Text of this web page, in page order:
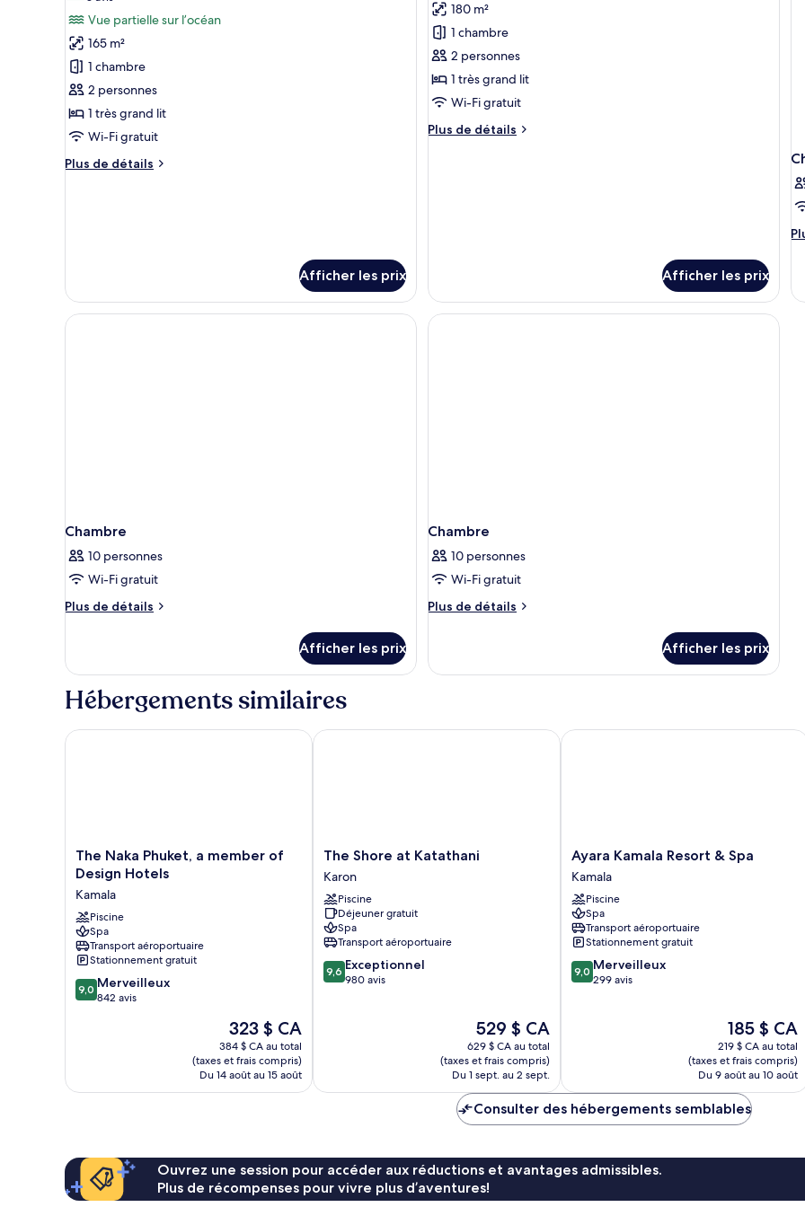
photos
pour
ce
type
de
chambre :
Chambre,
piscine
Vue partielle sur l’océan
165 m²
1 chambre
2 personnes
1 très grand lit
Wi-Fi gratuit
Plus de détails
Plus
Nest)
Afficher les prix
photos
pour
ce
type
de
chambre :
Spa
180 m²
1 chambre
2 personnes
1 très grand lit
Wi-Fi gratuit
Plus de détails
Plus
Afficher les prix
Chambre
10 personnes
Wi-Fi gratuit
Plus de détails
Plus
Chambre
Afficher les prix
Chambre
10 personnes
Wi-Fi gratuit
Plus de détails
Plus
Chambre
Afficher les prix
Hébergements similaires
The
Naka
Phuket,
a
member
of
Design
Hotels
Kamala
The Naka Phuket, a member of
Design Hotels
Kamala
Piscine
Spa
Transport aéroportuaire
Stationnement gratuit
9.0
sur
9,0 Merveilleux
842 avis
Le
prix
est
de
323 $ CA
323 $ CA
384 $ CA au total
(taxes et frais compris)
Du 14 août au 15 août
The Naka Phuket, a member of Design Hotels
The
Shore
at
Katathani
Karon
The Shore at Katathani
Karon
Piscine
Déjeuner gratuit
Spa
Transport aéroportuaire
9.6
sur
9,6 Exceptionnel
980 avis
Le
prix
est
de
529 $ CA
529 $ CA
629 $ CA au total
(taxes et frais compris)
Du 1 sept. au 2 sept.
The Shore at Katathani
Ayara
Kamala
Resort
&
Spa
Kamala
Ayara Kamala Resort & Spa
Kamala
Piscine
Spa
Transport aéroportuaire
Stationnement gratuit
9.0
sur
9,0 Merveilleux
299 avis
Le
prix
est
de
185 $ CA
185 $ CA
219 $ CA au total
(taxes et frais compris)
Du 9 août au 10 août
Ayara Kamala Resort & Spa
Consulter des hébergements semblables
Ouvrez une session pour accéder aux réductions et avantages admissibles.
Plus de récompenses pour vivre plus d’aventures!